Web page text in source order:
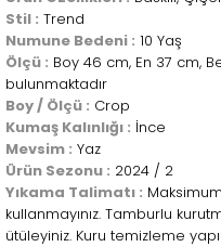
Stil : Trend
Numune Bedeni : 10 Yaş
Ölçü : Boy 46 cm, En 37 cm,
bulunmaktadır
Boy / Ölçü : Crop
Kumaş Kalınlığı : İnce
Mevsim : Yaz
Ürün Sezonu : 2024 / 2
Yıkama Talimatı : Maksimum
kullanmayınız. Tamburlu
ütüleyiniz. Kuru temizleme